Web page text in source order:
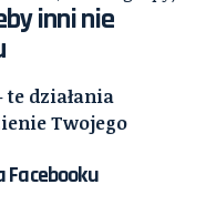
inni nie
te działania
Twojego
Facebooku